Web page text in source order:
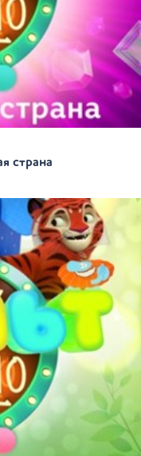
страна